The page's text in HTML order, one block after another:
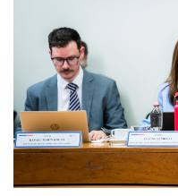
Internacionales
Sala de prensa
modo claro